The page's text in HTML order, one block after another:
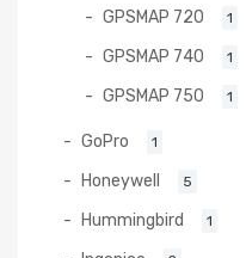
GPSMAP 720 1
GPSMAP 740 1
GPSMAP 750 1
GoPro 1
Honeywell 5
Hummingbird 1